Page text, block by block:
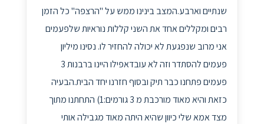
שנתיים וארבע.המצב בינינו ממש על "הרצפה" כל הזמן
רבים ומקללים אחד את השני קללות נוראיות שלפעמים
אני מרוב שנפגעת לא יכולה להחזיר לו. נסינו מיליון
פעמים להסתדר וזה לא עובדאפילו היינו ברבנות 3
פעמים פתחנו כבר תיק ובסוף חזרנו יחד הבית.הבעיה
כזאת והיא מאוד מורכבת מ 3 גורמים:1) התחתנו מתוך
מצד אמא שלי כיוון שהיא היתה מאוד מגבילה אותי